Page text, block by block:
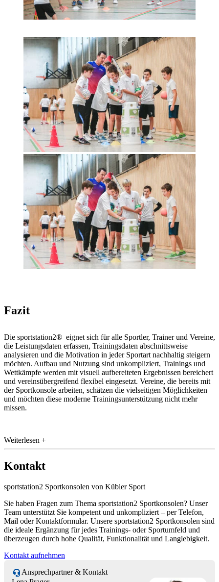
Fazit
Die sportstation2® eignet sich für alle Sportler, Trainer und Vereine,
die Leistungsdaten erfassen, Trainingsdaten abschnittsweise
analysieren und die Motivation in jeder Sportart nachhaltig steigern
möchten. Aufbau und Nutzung sind unkompliziert, Trainings und
Wettkämpfe werden mit visuell aufbereiteten Ergebnissen bereichert
und vereinsübergreifend flexibel eingesetzt. Vereine, die bereits mit
der Sportkonsole arbeiten, schätzen die vielseitigen Möglichkeiten
und möchten diese moderne Trainingsunterstützung nicht mehr
missen.
Weiterlesen +
Kontakt
sportstation2 Sportkonsolen von Kübler Sport
Sie haben Fragen zum Thema sportstation2 Sportkonsolen? Unser
Team unterstützt Sie kompetent und unkompliziert – per Telefon,
Mail oder Kontaktformular. Unsere sportstation2 Sportkonsolen sind
die ideale Ergänzung für jedes Trainings- oder Sportumfeld und
überzeugen durch hohe Qualität, Funktionalität und Langlebigkeit.
Kontakt aufnehmen
Ansprechpartner & Kontakt